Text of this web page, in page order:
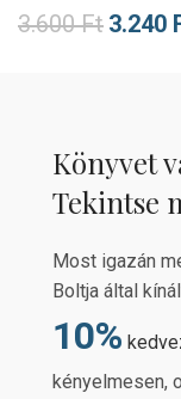
3.600Ft 3.240
Könyvet
Tekintse
Most igazán
Boltja által
10%
kényelmesen,